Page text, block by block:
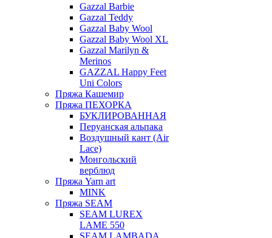
Gazzal Barbie
Gazzal Teddy
Gazzal Baby Wool
Gazzal Baby Wool XL
Gazzal Marilyn &
Merinos
GAZZAL Happy Feet
Uni Colors
Пряжа Кашемир
Пряжа ПЕХОРКА
БУКЛИРОВАННАЯ
Перуанская альпака
Воздушный кант (Air
Lace)
Монгольский
верблюд
Пряжа Yarn art
MINK
Пряжа SEAM
SEAM LUREX
LAME 550
SEAM LAMBADA